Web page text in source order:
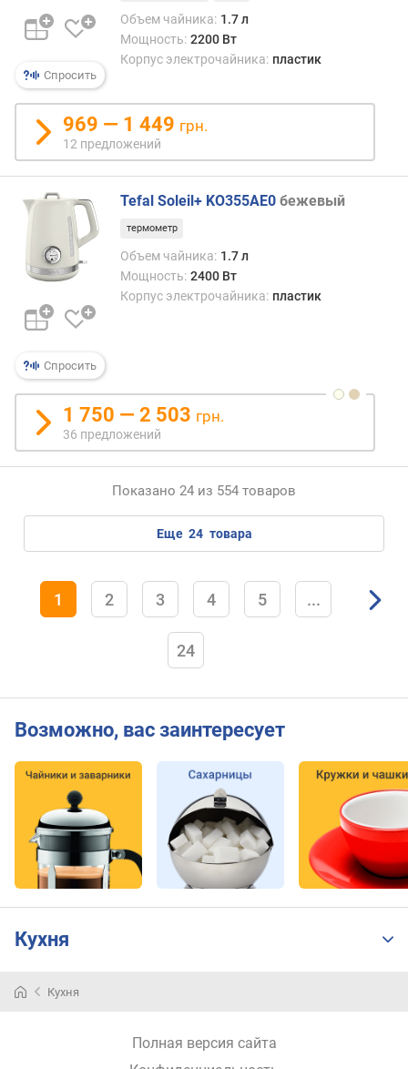
Спросить
Объем чайника: 1.7 л
Мощность: 2200 Вт
Корпус электрочайника: пластик
969 — 1 449 грн.
12 предложений
Спросить
Tefal Soleil+ KO355AE0 бежевый
термометр
Объем чайника: 1.7 л
Мощность: 2400 Вт
Корпус электрочайника: пластик
1 750 — 2 503 грн.
36 предложений
Показано 24 из 554 товаров
еще 24 товара
1 2 3 4 5 ...
24
Возможно, вас заинтересует
Кухня
Кухня
Полная версия сайта